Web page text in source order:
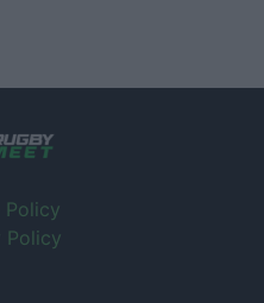
Policy
Policy